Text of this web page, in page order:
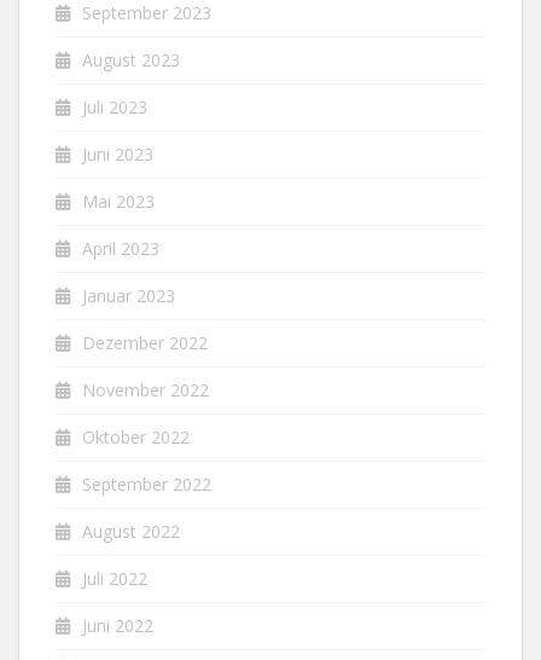
September 2023
August 2023
Juli 2023
Juni 2023
Mai 2023
April 2023
Januar 2023
Dezember 2022
November 2022
Oktober 2022
September 2022
August 2022
Juli 2022
Juni 2022